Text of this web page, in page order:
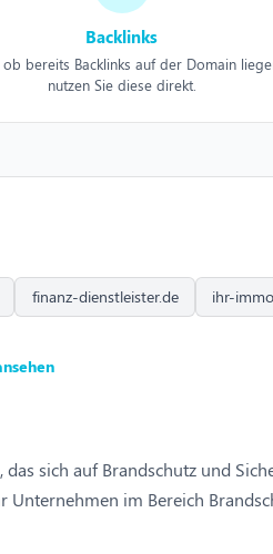
Backlinks
ob bereits Backlinks auf der Domain
nutzen Sie diese direkt.
finanz-dienstleister.de ihr-
sich auf Brandschutz und
im Bereich